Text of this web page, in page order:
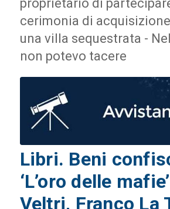
proprietario di
cerimonia di
una villa sequestrata -
non potevo tacere
Libri. Beni
‘L’oro delle
Veltri, Franco La